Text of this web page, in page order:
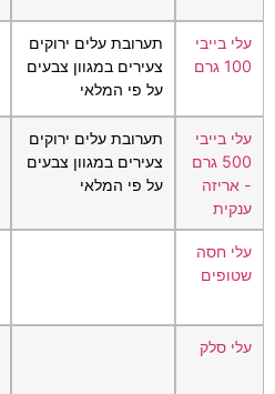
עלי בייבי
100 גרם
תערובת עלים ירוקים
צעירים במגוון צבעים
על פי המלאי
עלי בייבי
500 גרם
- אריזה
ענקית
תערובת עלים ירוקים
צעירים במגוון צבעים
על פי המלאי
עלי חסה
שטופים
עלי סלק